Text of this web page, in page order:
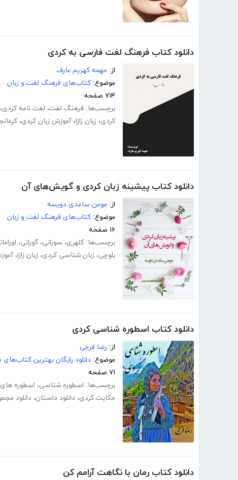
دانلود کتاب فرهنگ لغت فارسی به کردی
از: حهمه کهریم عارف
موضوع: کتاب‌های فرهنگ لغت و زبان
۷۱۴ صفحه
برچسب‌ها: فرهنگ لغت، لغت نامه کردی،
کردی، زبان زازا، آموزش زبان کردی،
دانلود کتاب پیشینه زبان کردی و گویش‌های آن
از: مومن ساعدی دویسه
موضوع: کتاب‌های فرهنگ لغت و زبان
۱۶ صفحه
برچسب‌ها: کلهری، سورانی، گورانی،
بلوچی، زبان شناسی کردی، زبان زازا،
دانلود کتاب اسطوره شناسی کردی
از: رضا فرجی
موضوع: دانلود رایگان بهترین
۷۱ صفحه
برچسب‌ها: اسطوره شناسی، اسطوره
حکایت کردی، دانلود داستان، دانلود
دانلود کتاب رمان با نگاهت آرامم کن